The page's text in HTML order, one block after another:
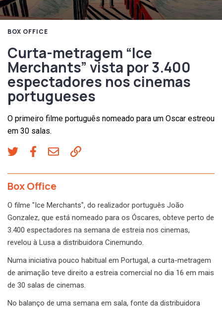
BOX OFFICE
Curta-metragem “Ice
Merchants” vista por 3.400
espectadores nos cinemas
portugueses
O primeiro filme português nomeado para um Oscar estreou
em 30 salas.
Box Office
O filme "Ice Merchants", do realizador português João
Gonzalez, que está nomeado para os Óscares, obteve perto de
3.400 espectadores na semana de estreia nos cinemas,
revelou à Lusa a distribuidora Cinemundo.
Numa iniciativa pouco habitual em Portugal, a curta-metragem
de animação teve direito a estreia comercial no dia 16 em mais
de 30 salas de cinemas.
No balanço de uma semana em sala, fonte da distribuidora